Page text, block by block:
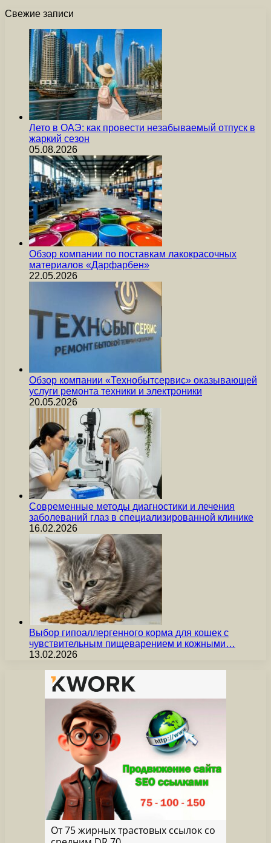
Свежие записи
Лето в ОАЭ: как провести незабываемый отпуск в
жаркий сезон
05.08.2026
Обзор компании по поставкам лакокрасочных
материалов «Дарфарбен»
22.05.2026
Обзор компании «Технобытсервис» оказывающей
услуги ремонта техники и электроники
20.05.2026
Современные методы диагностики и лечения
заболеваний глаз в специализированной клинике
16.02.2026
Выбор гипоаллергенного корма для кошек с
чувствительным пищеварением и кожными…
13.02.2026